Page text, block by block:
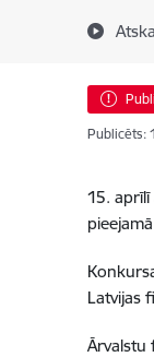
Publicēts:
15.
Latvijas
Ārvalstu